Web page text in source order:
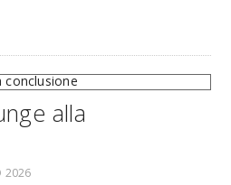
alla
2026